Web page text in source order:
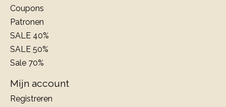
Coupons
Patronen
SALE 40%
SALE 50%
Sale 70%
Mijn account
Registreren